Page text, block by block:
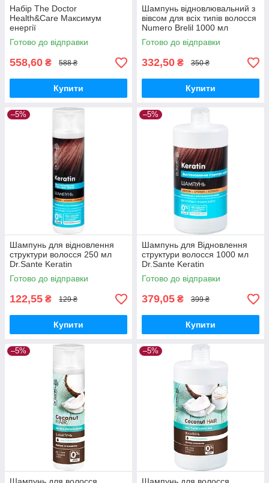
Набір The Doctor
Health&Care Максимум
енергії
Готово до відправки
558,60 ₴ 588 ₴
Купити
Шампунь відновлювальний з
вівсом для всіх типів волосся
Numero Brelil 1000 мл
Готово до відправки
332,50 ₴ 350 ₴
Купити
–5%
Шампунь для відновлення
структури волосся 250 мл
Dr.Sante Keratin
Готово до відправки
122,55 ₴ 129 ₴
Купити
–5%
Шампунь для Відновлення
структури волосся 1000 мл
Dr.Sante Keratin
Готово до відправки
379,05 ₴ 399 ₴
Купити
–5% –5%